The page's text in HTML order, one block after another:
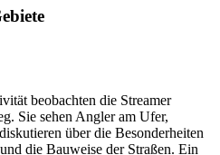
beobachten die Streamer
Sie sehen Angler am Ufer,
über die Besonderheiten
die Bauweise der Straßen. Ein